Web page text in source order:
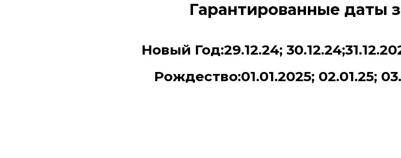
Гарантированные даты
Новый Год:29.12.24;
Рождество:01.01.2025; 02.01.25;